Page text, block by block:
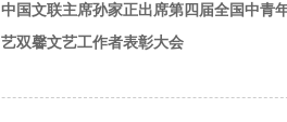
中国文联主席孙家正出席第四届全国中青
艺双馨文艺工作者表彰大会